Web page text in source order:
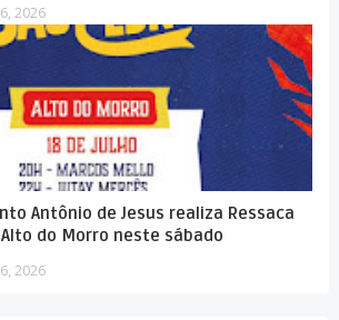
2026
Antônio de Jesus realiza Ressaca
do Morro neste sábado
2026